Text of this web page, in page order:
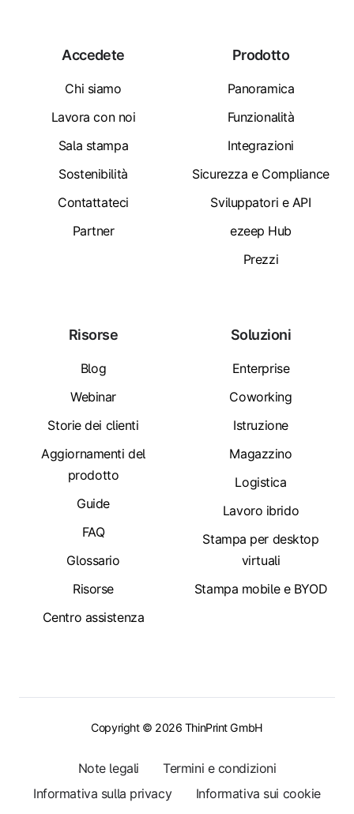
Accedete
Chi siamo
Lavora con noi
Sala stampa
Sostenibilità
Contattateci
Partner
Prodotto
Panoramica
Funzionalità
Integrazioni
Sicurezza e Compliance
Sviluppatori e API
ezeep Hub
Prezzi
Risorse
Blog
Webinar
Storie dei clienti
Aggiornamenti del
prodotto
Guide
FAQ
Glossario
Risorse
Centro assistenza
Soluzioni
Enterprise
Coworking
Istruzione
Magazzino
Logistica
Lavoro ibrido
Stampa per desktop
virtuali
Stampa mobile e BYOD
Copyright © 2026 ThinPrint GmbH
Note legali
Termini e condizioni
Informativa sulla privacy
Informativa sui cookie